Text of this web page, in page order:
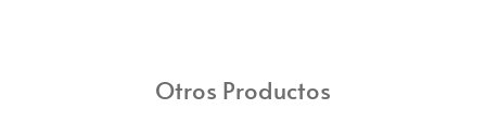
Otros Productos